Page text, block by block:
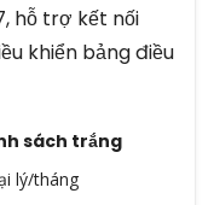
hỗ trợ kết nối
khiển bảng điều
sách trắng
lý/tháng